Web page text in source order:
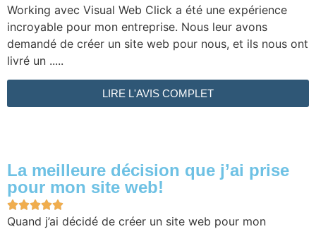
Working avec Visual Web Click a été une expérience
incroyable pour mon entreprise. Nous leur avons
demandé de créer un site web pour nous, et ils nous ont
livré un .....
LIRE L'AVIS COMPLET
La meilleure décision que j’ai prise
pour mon site web!

Quand j’ai décidé de créer un site web pour mon